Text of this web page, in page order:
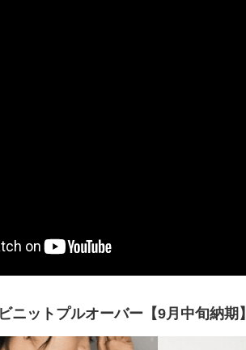
ニットプルオーバー【9月中旬納期】